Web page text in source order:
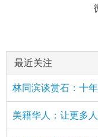
最近关注
林同滨谈赏石：十
美籍华人：让更多